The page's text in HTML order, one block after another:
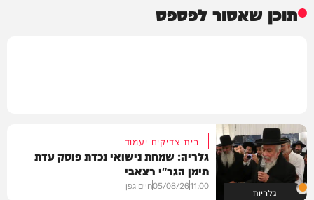
תוכן שאסור לפספס
גלריות
בית צדיקים יעמוד
גלריה: שמחת נישואי נכדת פוסק עדת
תימן הגר"י רצאבי
11:00
05/08/26חיים גפן